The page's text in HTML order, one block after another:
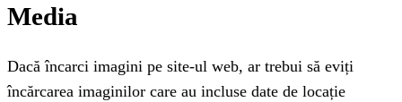
Media
Dacă încarci imagini pe site-ul web, ar trebui să eviți
încărcarea imaginilor care au incluse date de locație